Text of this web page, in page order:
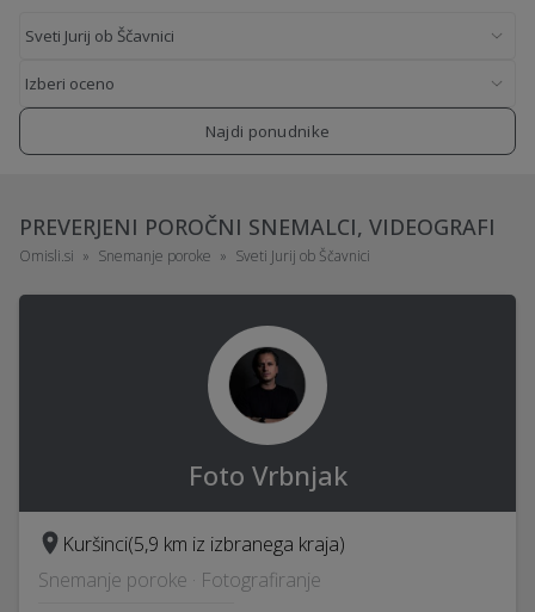
Najdi ponudnike
PREVERJENI POROČNI SNEMALCI, VIDEOGRAFI
Omisli.si Snemanje poroke Sveti Jurij ob Ščavnici
Foto Vrbnjak
Kuršinci(5,9 km iz izbranega kraja)
Snemanje poroke · Fotografiranje